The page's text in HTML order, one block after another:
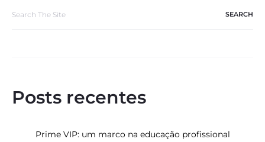
Posts recentes
Prime VIP: um marco na educação profissional